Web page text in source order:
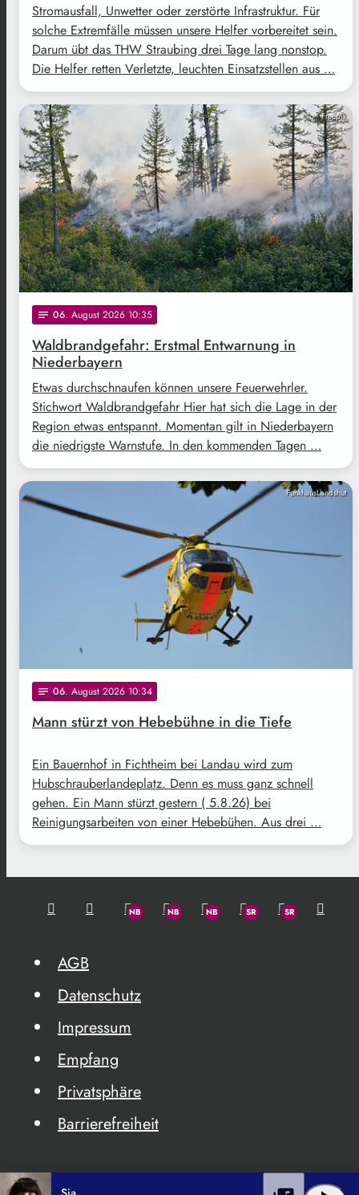
Stromausfall, Unwetter oder zerstörte Infrastruktur. Für
solche Extremfälle müssen unsere Helfer vorbereitet sein.
Darum übt das THW Straubing drei Tage lang nonstop.
Die Helfer retten Verletzte, leuchten Einsatzstellen aus …
Freepik
notes 06. August 2026 10:35
Waldbrandgefahr: Erstmal Entwarnung in
Niederbayern
Etwas durchschnaufen können unsere Feuerwehrler.
Stichwort Waldbrandgefahr Hier hat sich die Lage in der
Region etwas entspannt. Momentan gilt in Niederbayern
die niedrigste Warnstufe. In den kommenden Tagen …
FunkhausLandshut
notes 06. August 2026 10:34
Mann stürzt von Hebebühne in die Tiefe
Ein Bauernhof in Fichtheim bei Landau wird zum
Hubschrauberlandeplatz. Denn es muss ganz schnell
gehen. Ein Mann stürzt gestern ( 5.8.26) bei
Reinigungsarbeiten von einer Hebebühen. Aus drei …
AGB
Datenschutz
Impressum
Empfang
Privatsphäre
Barrierefreiheit